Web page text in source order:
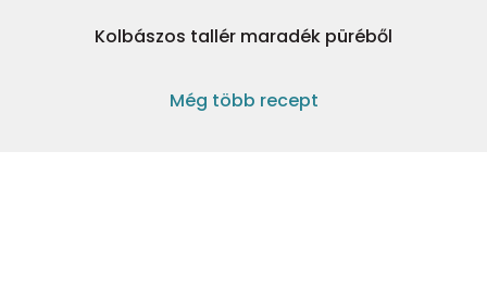
Kolbászos tallér maradék püréből
Még több recept